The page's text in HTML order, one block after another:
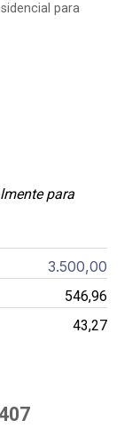
para
para
3.500,00
546,96
43,27